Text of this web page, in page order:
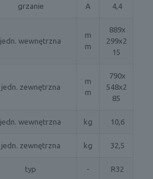
grzanie A 4,4
jedn. wewnętrzna
m
m
889x
299x2
15
jedn. zewnętrzna
m
m
790x
548x2
85
jedn. wewnętrzna kg 10,6
jedn. zewnętrzna kg 32,5
typ - R32